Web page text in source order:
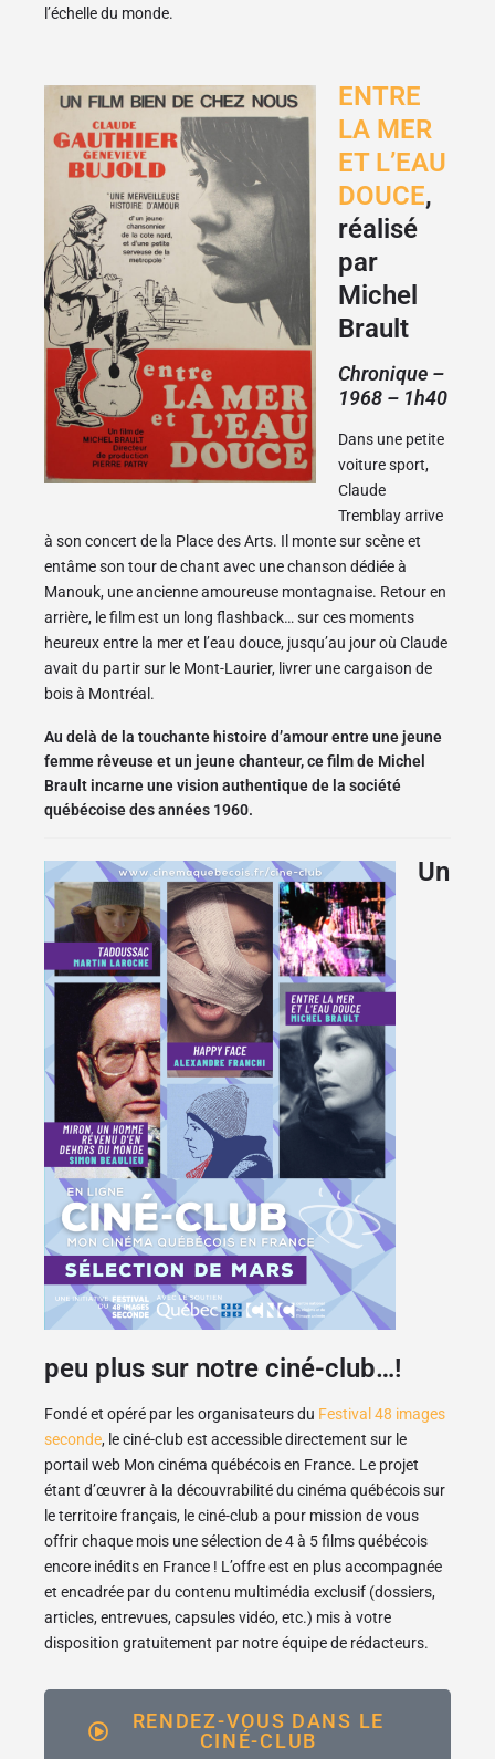
l’échelle du monde.
ENTRE
LA MER
ET L’EAU
DOUCE,
réalisé
par
Michel
Brault
Chronique –
1968 – 1h40
Dans une petite
voiture sport,
Claude
Tremblay arrive
à son concert de la Place des Arts. Il monte sur scène et
entâme son tour de chant avec une chanson dédiée à
Manouk, une ancienne amoureuse montagnaise. Retour en
arrière, le film est un long flashback… sur ces moments
heureux entre la mer et l’eau douce, jusqu’au jour où Claude
avait du partir sur le Mont-Laurier, livrer une cargaison de
bois à Montréal.
Au delà de la touchante histoire d’amour entre une jeune
femme rêveuse et un jeune chanteur, ce film de Michel
Brault incarne une vision authentique de la société
québécoise des années 1960.
Un
peu plus sur notre ciné-club…!
Fondé et opéré par les organisateurs du Festival 48 images
seconde, le ciné-club est accessible directement sur le
portail web Mon cinéma québécois en France. Le projet
étant d’œuvrer à la découvrabilité du cinéma québécois sur
le territoire français, le ciné-club a pour mission de vous
offrir chaque mois une sélection de 4 à 5 films québécois
encore inédits en France ! L’offre est en plus accompagnée
et encadrée par du contenu multimédia exclusif (dossiers,
articles, entrevues, capsules vidéo, etc.) mis à votre
disposition gratuitement par notre équipe de rédacteurs.
RENDEZ-VOUS DANS LE
CINÉ-CLUB